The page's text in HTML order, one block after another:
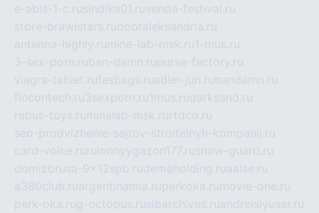
e-abis-1-c.rusindika01.ruvenda-festival.ru
store-brawlstars.rudooraleksandria.ru
antenna-highly.ru mine-lab-msk.ru1-mus.ru
3-sex-porn.ruban-damn.rupurse-factory.ru
viagra-tablet.rufasbags.ruadler-jun.rubandamn.ru
fincontech.ru3sexporn.ru1mus.rudarksand.ru
rebus-toys.ru minelab-msk.ru rtdco.ru
seo-prodvizhenie-sajtov-stroitelnyh-kompanij.ru
card-voice.ru rulonnyygazon177.rusnow-guard.ru
domizbrusa-9x12spb.rudemaholding.ruaalse.ru
a380club.ruargentinamia.ruperkoka.ru movie-one.ru
perk-oka.rug-octopus.rusibarchives.ruandreislyusar.ru